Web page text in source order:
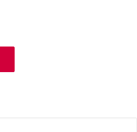
e le regole della